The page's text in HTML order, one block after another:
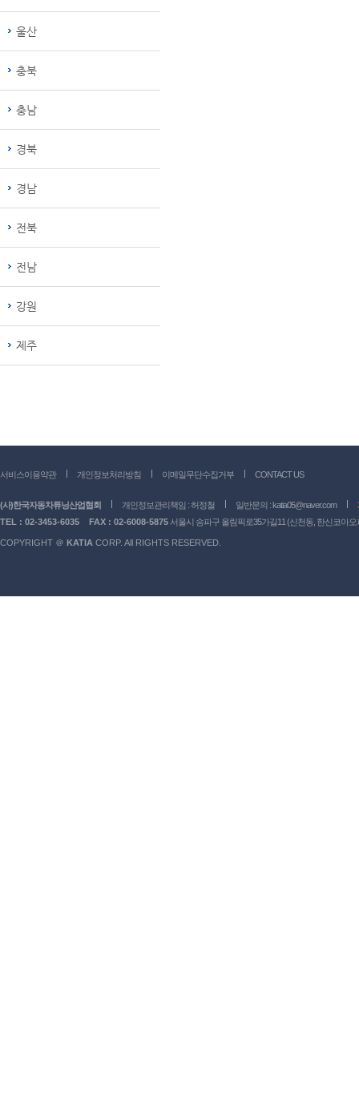
울산
충북
충남
경북
경남
전북
전남
강원
제주
서비스이용약관 개인정보처리방침 이메일무단수집거부 CONTACT US
(사)한국자동차튜닝산업협회 개인정보관리책임 : 허정철 일반문의 :katia05@naver.com
TEL : 02-3453-6035
FAX : 02-6008-5875 서울시 송파구 올림픽로35가길11 (신천동, 한신코아오
COPYRIGHT ＠ KATIA CORP. All RIGHTS RESERVED.